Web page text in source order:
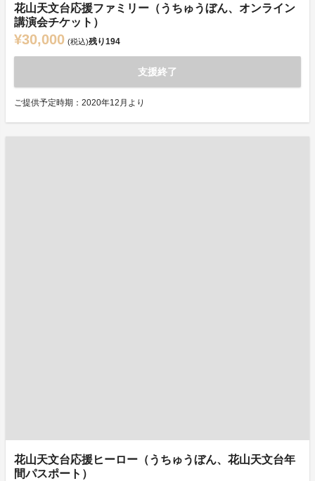
花山天文台応援ファミリー（うちゅうぼん、オンライン
講演会チケット）
¥30,000 (税込)残り194
支援終了
ご提供予定時期：2020年12月より
花山天文台応援ヒーロー（うちゅうぼん、花山天文台年
間パスポート）